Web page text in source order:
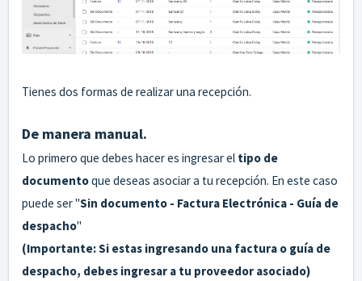
Tienes dos formas de realizar una recepción.
De manera manual.
Lo primero que debes hacer es ingresar el tipo de
documentoque deseas asociar a tu recepción. En este caso
puede ser "Sin documento - Factura Electrónica - Guía de
despacho"
(Importante: Si estas ingresando una factura o guía de
despacho, debes ingresar a tu proveedor asociado)